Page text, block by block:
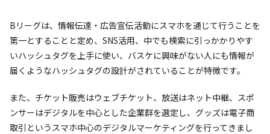
Bリーグは、情報伝達・広告宣伝活動にスマホを通じて行うことを
第一とすることと定め、SNS活用、中でも検索に引っかかりやす
いハッシュタグを上手に使い、バスケに興味がない人にも情報が
届くようなハッシュタグの設計がされていることが特徴です。
また、チケット販売はウェブチケット、放送はネット中継、スポ
ンサーはデジタルを中心とした企業群を選定し、グッズは電子商
取引というスマホ中心のデジタルマーケティングを行ってきまし